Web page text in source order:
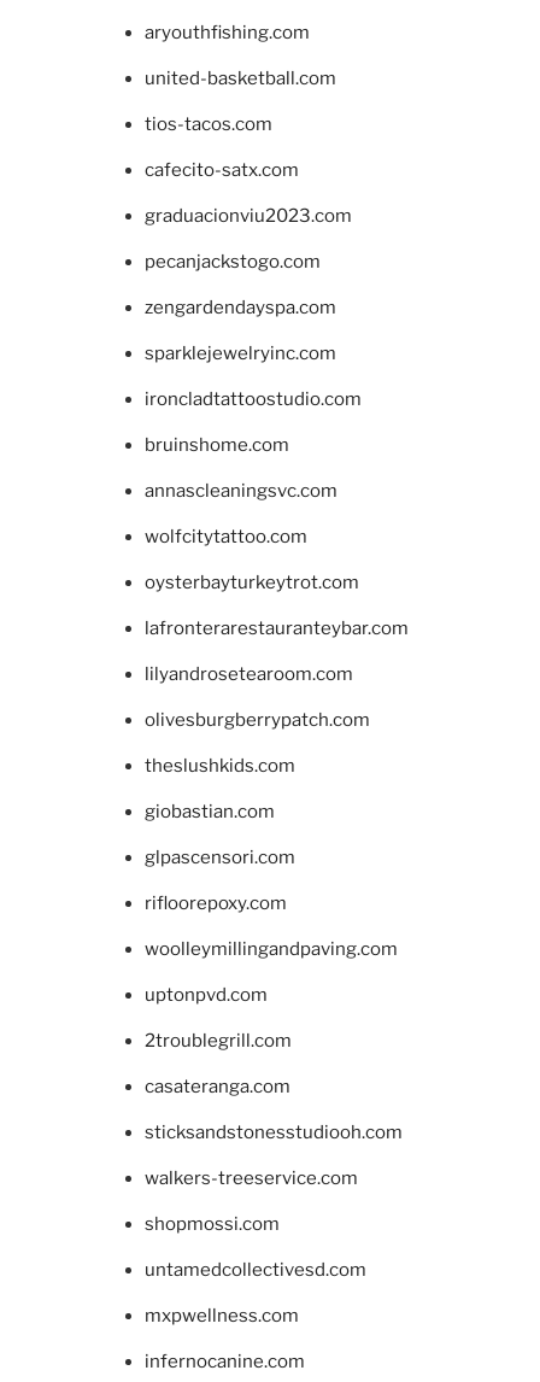
aryouthfishing.com
united-basketball.com
tios-tacos.com
cafecito-satx.com
graduacionviu2023.com
pecanjackstogo.com
zengardendayspa.com
sparklejewelryinc.com
ironcladtattoostudio.com
bruinshome.com
annascleaningsvc.com
wolfcitytattoo.com
oysterbayturkeytrot.com
lafronterarestauranteybar.com
lilyandrosetearoom.com
olivesburgberrypatch.com
theslushkids.com
giobastian.com
glpascensori.com
rifloorepoxy.com
woolleymillingandpaving.com
uptonpvd.com
2troublegrill.com
casateranga.com
sticksandstonesstudiooh.com
walkers-treeservice.com
shopmossi.com
untamedcollectivesd.com
mxpwellness.com
infernocanine.com